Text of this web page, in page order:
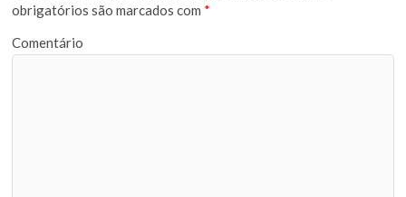
obrigatórios são marcados com *
Comentário